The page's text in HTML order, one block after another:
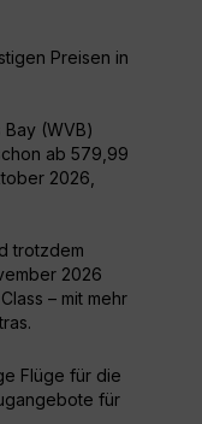
Preisen in
(WVB)
ab 579,99
2026,
trotzdem
2026
– mit mehr
Flüge für die
für